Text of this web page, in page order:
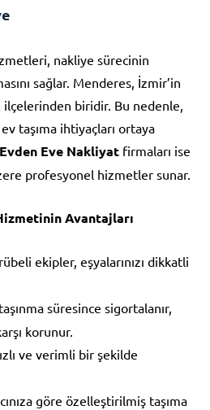
nakliye sürecinin
sağlar. Menderes, İzmir’in
biridir. Bu nedenle,
taşıma ihtiyaçları ortaya
Eve Nakliyat firmaları ise
profesyonel hizmetler sunar.
Avantajları
ekipler, eşyalarınızı dikkatli
süresince sigortalanır,
korunur.
ve verimli bir şekilde
göre özelleştirilmiş taşıma